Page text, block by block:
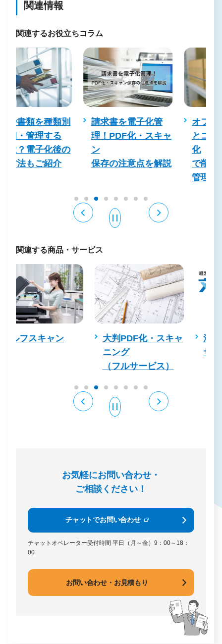
関連情報
関連するお役立ちコラム
請求書を電子化管
理！PDF化・スキャ
ン
保存の注意点を解説
オフィス移転の手間
とコストを書類電子
で削減！新しい文書
関連する商品・サービス
大判PDF化・スキャ
法人向け文書電子化
サービス
お気軽にお問い合わせ・
ご相談ください！
チャットでお問い合わせ
チャットオペレーター受付時間 平日（月～金）9：00～18：
00
お問い合わせ・お見積もり